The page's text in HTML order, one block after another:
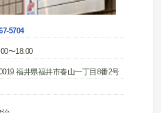
5704
〜18:00
福井県福井市春山一丁目8番2号